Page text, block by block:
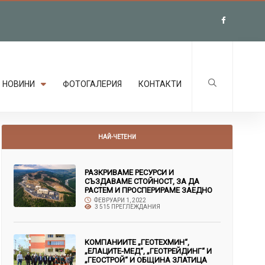
НОВИНИ ФОТОГАЛЕРИЯ КОНТАКТИ
НАЙ-ЧЕТЕНИ
РАЗКРИВАМЕ РЕСУРСИ И
СЪЗДАВАМЕ СТОЙНОСТ, ЗА ДА
РАСТЕМ И ПРОСПЕРИРАМЕ ЗАЕДНО
ФЕВРУАРИ 1, 2022
3 515 ПРЕГЛЕЖДАНИЯ
КОМПАНИИТЕ „ГЕОТЕХМИН“,
„ЕЛАЦИТЕ-МЕД“, „ГЕОТРЕЙДИНГ“ И
„ГЕОСТРОЙ“ И ОБЩИНА ЗЛАТИЦА